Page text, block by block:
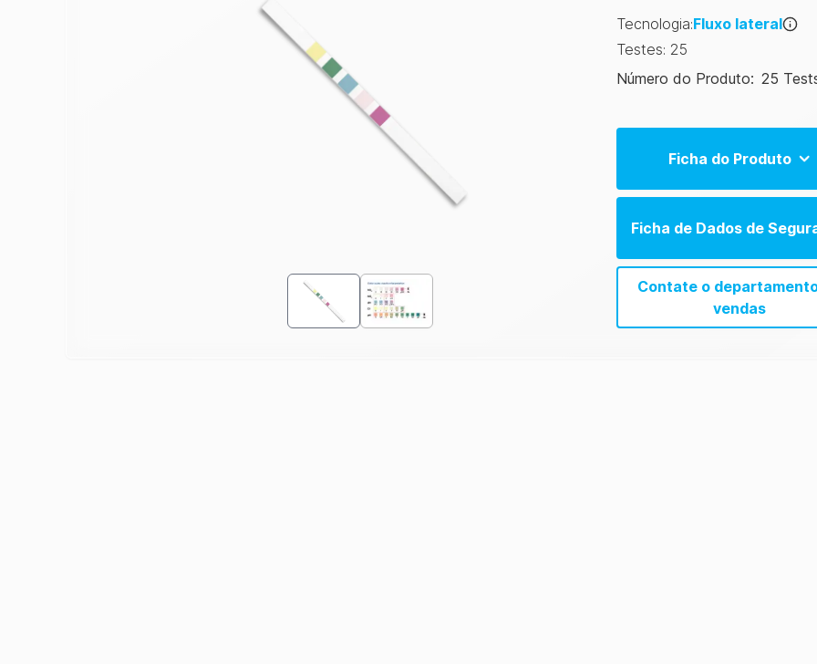
Tecnologia:Fluxo lateral
Testes: 25
Número do Produto: 25
Ficha do Produto
5-in-1 Water Test Product
Ficha de Dados de
Contate o
vendas